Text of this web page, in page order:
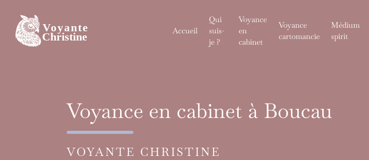
content
Accueil
Qui
suis-
je ?
Voyance
en
cabinet
Voyance
cartomancie
Médium
spirit
Voyance en cabinet à Boucau
VOYANTE CHRISTINE